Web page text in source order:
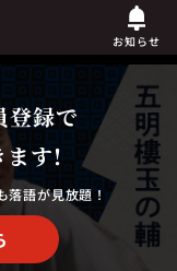
お知らせ
登録で
ます!
語が見放題！